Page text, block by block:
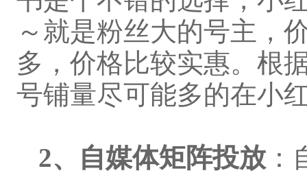
～就是粉丝大的号主，
多，价格比较实惠。根
号铺量尽可能多的在小
2、 自媒体矩阵投放：